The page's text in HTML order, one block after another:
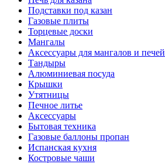
Подставки под казан
Газовые плиты
Торцевые доски
Мангалы
Аксессуары для мангалов и печей
Тандыры
Алюминиевая посуда
Крышки
Утятницы
Печное литье
Аксессуары
Бытовая техника
Газовые баллоны пропан
Испанская кухня
Костровые чаши